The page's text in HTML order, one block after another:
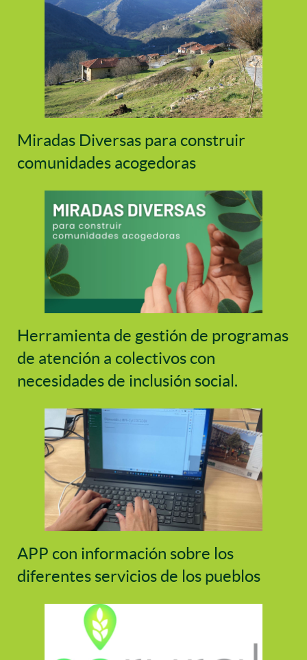
Miradas Diversas para construir
comunidades acogedoras
Herramienta de gestión de programas
de atención a colectivos con
necesidades de inclusión social.
APP con información sobre los
diferentes servicios de los pueblos